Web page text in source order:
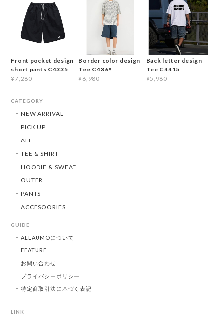
Front pocket design
short pants C4335
¥7,280
Border color design
Tee C4369
¥6,980
Back letter design
Tee C4415
¥5,980
CATEGORY
NEW ARRIVAL
PICK UP
ALL
TEE & SHIRT
HOODIE & SWEAT
OUTER
PANTS
ACCESOORIES
GUIDE
ALLAUMOについて
FEATURE
お問い合わせ
プライバシーポリシー
特定商取引法に基づく表記
LINK